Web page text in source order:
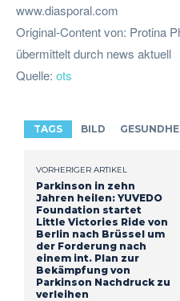
www.diasporal.com
Original-Content von: Protina
übermittelt durch news aktuell
Quelle: ots
TAGS BILD
VORHERIGER ARTIKEL
Parkinson in zehn
Jahren heilen: YUVEDO
Foundation startet
Little Victories Ride von
Berlin nach Brüssel um
der Forderung nach
einem int. Plan zur
Bekämpfung von
Parkinson Nachdruck zu
verleihen